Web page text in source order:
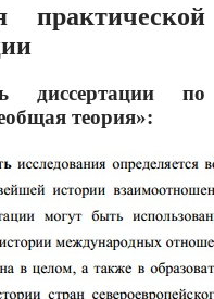
практической
диссертации по
теория»: